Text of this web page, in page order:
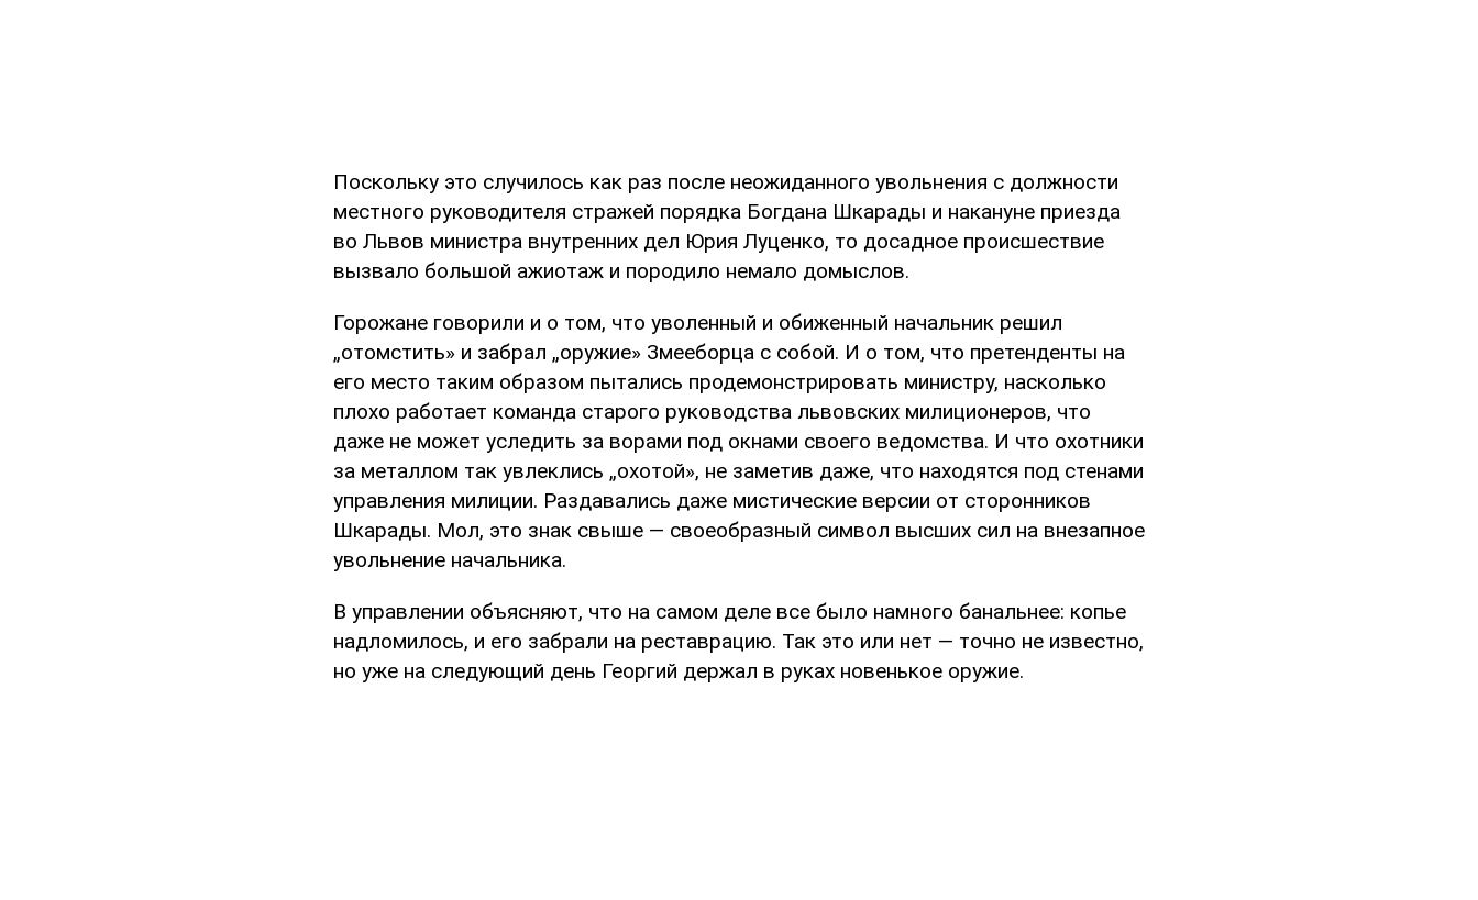
Поскольку это случилось как раз после неожиданного увольнения с должности
местного руководителя стражей порядка Богдана Шкарады и накануне приезда
во Львов министра внутренних дел Юрия Луценко, то досадное происшествие
вызвало большой ажиотаж и породило немало домыслов.
Горожане говорили и о том, что уволенный и обиженный начальник решил
„отомстить» и забрал „оружие» Змееборца с собой. И о том, что претенденты на
его место таким образом пытались продемонстрировать министру, насколько
плохо работает команда старого руководства львовских милиционеров, что
даже не может уследить за ворами под окнами своего ведомства. И что охотники
за металлом так увлеклись „охотой», не заметив даже, что находятся под стенами
управления милиции. Раздавались даже мистические версии от сторонников
Шкарады. Мол, это знак свыше — своеобразный символ высших сил на внезапное
увольнение начальника.
В управлении объясняют, что на самом деле все было намного банальнее: копье
надломилось, и его забрали на реставрацию. Так это или нет — точно не известно,
но уже на следующий день Георгий держал в руках новенькое оружие.